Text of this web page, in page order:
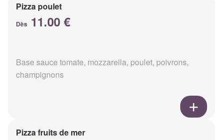
Pizza poulet
Dès 11.00 €
Base sauce tomate, mozzarella, poulet, poivrons,
champignons
Pizza fruits de mer